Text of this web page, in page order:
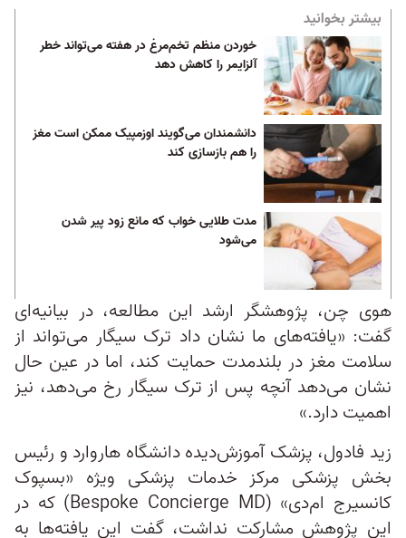
بیشتر بخوانید
خوردن منظم تخم‌مرغ در هفته می‌تواند خطر
آلزایمر را کاهش دهد
دانشمندان می‌گویند اوزمپیک ممکن است مغز
را هم بازسازی کند
مدت طلایی خواب که مانع زود پیر شدن
می‌شود
هوی چن، پژوهشگر ارشد این مطالعه، در بیانیه‌ای
گفت: «یافته‌های ما نشان داد ترک سیگار می‌تواند از
سلامت مغز در بلندمدت حمایت کند، اما در عین حال
نشان می‌دهد آنچه پس از ترک سیگار رخ می‌دهد، نیز
اهمیت دارد.»
زید فادول، پزشک آموزش‌دیده دانشگاه هاروارد و رئیس
بخش پزشکی مرکز خدمات پزشکی ویژه «بسپوک
کانسیرج ام‌دی»‌‌‌ (‌Bespoke Concierge MD‌) که در
این پژوهش مشارکت نداشت، گفت این یافته‌ها به